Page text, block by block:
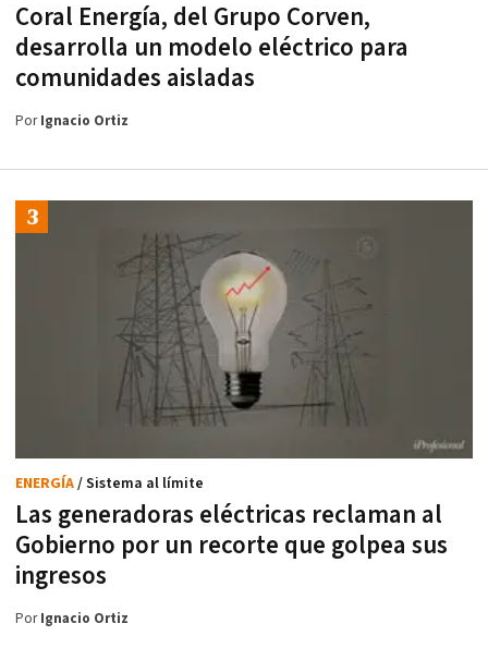
Coral Energía, del Grupo Corven,
desarrolla un modelo eléctrico para
comunidades aisladas
PorIgnacio Ortiz
Las generadoras eléctricas reclaman al
Gobierno por un recorte que golpea sus
ingresos
ENERGÍA/ Sistema al límite
PorIgnacio Ortiz